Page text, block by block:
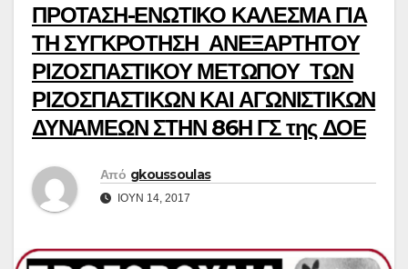
ΠΡΟΤΑΣΗ-ΕΝΩΤΙΚΟ ΚΑΛΕΣΜΑ ΓΙΑ
ΤΗ ΣΥΓΚΡΟΤΗΣΗ ΑΝΕΞΑΡΤΗΤΟΥ
ΡΙΖΟΣΠΑΣΤΙΚΟΥ ΜΕΤΩΠΟΥ ΤΩΝ
ΡΙΖΟΣΠΑΣΤΙΚΩΝ ΚΑΙ ΑΓΩΝΙΣΤΙΚΩΝ
ΔΥΝΑΜΕΩΝ ΣΤΗΝ 86Η ΓΣ της ΔΟΕ
Από gkoussoulas
ΙΟΎΝ 14, 2017